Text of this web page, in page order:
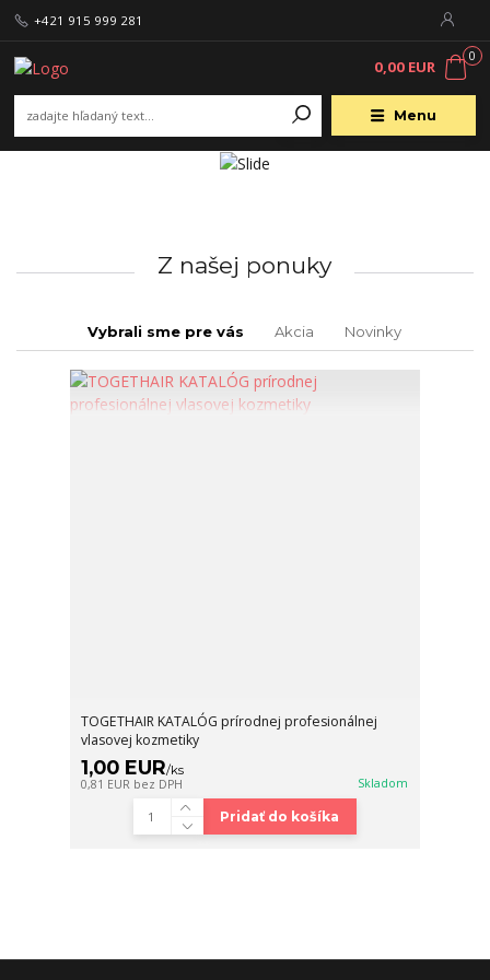
Menu
+421 915 999 281
0
0,00 EUR
Z našej ponuky
Vybrali sme pre vás Akcia Novinky
TOGETHAIR KATALÓG prírodnej profesionálnej
vlasovej kozmetiky
1,00 EUR/ks
0,81 EUR bez DPH Skladom
Pridať do košíka